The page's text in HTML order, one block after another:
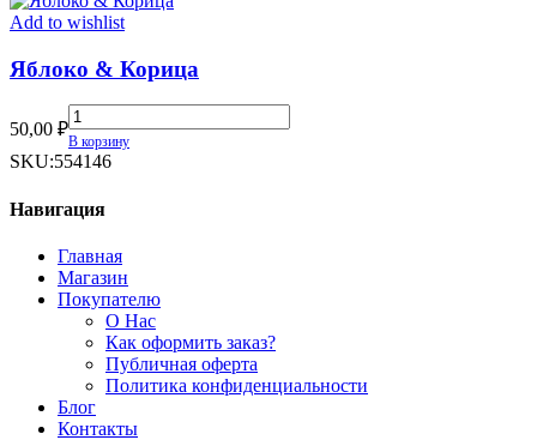
Add to wishlist
Яблоко & Корица
50,00 ₽
Яблоко
&
Корица
В корзину
SKU:554146
Навигация
Главная
Магазин
Покупателю
О Нас
Как оформить заказ?
Публичная оферта
Политика конфиденциальности
Блог
Контакты